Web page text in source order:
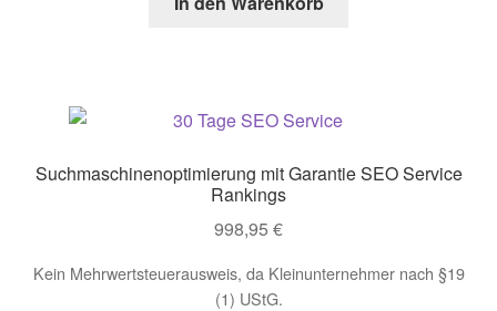
Style Guide
Suchmaschinenoptimierung mit Garantie SEO Service
Rankings
998,95 €
Kein Mehrwertsteuerausweis, da Kleinunternehmer nach §19
(1) UStG.